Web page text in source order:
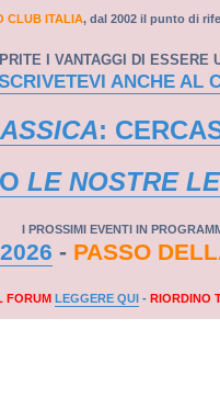
CLUB ITALIA, dal 2002 il punto di
I VANTAGGI DI ESSERE
ANCHE AL
:
LE NOSTRE
I PROSSIMI EVENTI IN
2026 - PASSO
FORUM LEGGERE QUI - RIORDINO